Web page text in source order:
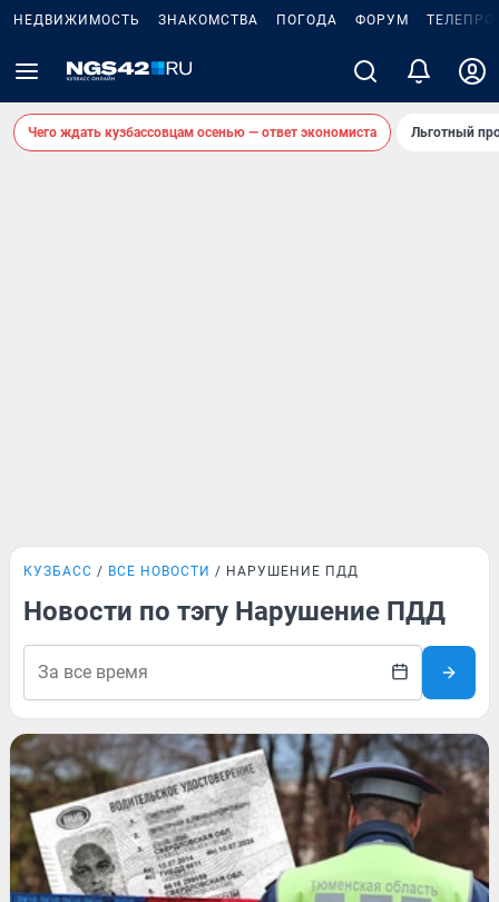
НЕДВИЖИМОСТЬ ЗНАКОМСТВА ПОГОДА ФОРУМ
Чего ждать кузбассовцам осенью — ответ экономиста Льготный
КУЗБАСС ВСЕ НОВОСТИ НАРУШЕНИЕ ПДД
Новости по тэгу Нарушение ПДД